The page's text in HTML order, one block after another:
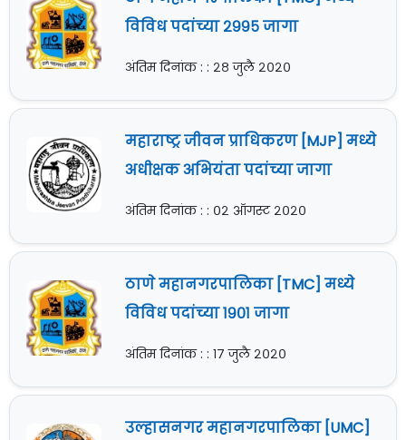
विविध पदांच्या २९९५ जागा
अंतिम दिनांक : : २८ जुलै २०२०
महाराष्ट्र जीवन प्राधिकरण [MJP] मध्ये
अधीक्षक अभियंता पदांच्या जागा
अंतिम दिनांक : : ०२ ऑगस्ट २०२०
ठाणे महानगरपालिका [TMC] मध्ये
विविध पदांच्या १९०१ जागा
अंतिम दिनांक : : १७ जुलै २०२०
उल्हासनगर महानगरपालिका [UMC]